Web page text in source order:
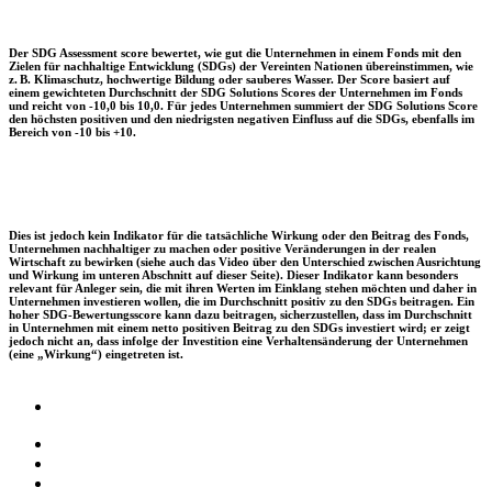
Der SDG Assessment score bewertet, wie gut die Unternehmen in einem Fonds mit den
Zielen für nachhaltige Entwicklung (SDGs) der Vereinten Nationen übereinstimmen, wie
z. B. Klimaschutz, hochwertige Bildung oder sauberes Wasser. Der Score basiert auf
einem gewichteten Durchschnitt der SDG Solutions Scores der Unternehmen im Fonds
und reicht von -10,0 bis 10,0. Für jedes Unternehmen summiert der SDG Solutions Score
den höchsten positiven und den niedrigsten negativen Einfluss auf die SDGs, ebenfalls im
Bereich von -10 bis +10.
Dies ist jedoch kein Indikator für die tatsächliche Wirkung oder den Beitrag des Fonds,
Unternehmen nachhaltiger zu machen oder positive Veränderungen in der realen
Wirtschaft zu bewirken (siehe auch das Video über den Unterschied zwischen Ausrichtung
und Wirkung im unteren Abschnitt auf dieser Seite). Dieser Indikator kann besonders
relevant für Anleger sein, die mit ihren Werten im Einklang stehen möchten und daher in
Unternehmen investieren wollen, die im Durchschnitt positiv zu den SDGs beitragen. Ein
hoher SDG-Bewertungsscore kann dazu beitragen, sicherzustellen, dass im Durchschnitt
in Unternehmen mit einem netto positiven Beitrag zu den SDGs investiert wird; er zeigt
jedoch nicht an, dass infolge der Investition eine Verhaltensänderung der Unternehmen
(eine „Wirkung“) eingetreten ist.